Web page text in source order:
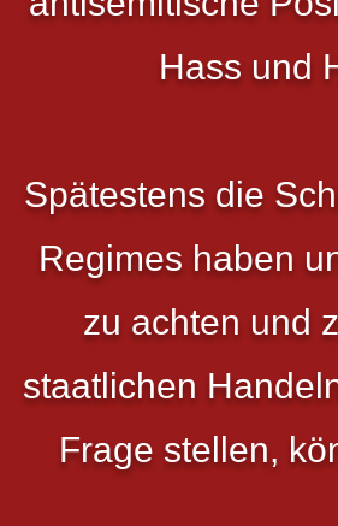
Hass und
Spätestens die
Regimes haben
zu achten und
staatlichen
Frage stellen,